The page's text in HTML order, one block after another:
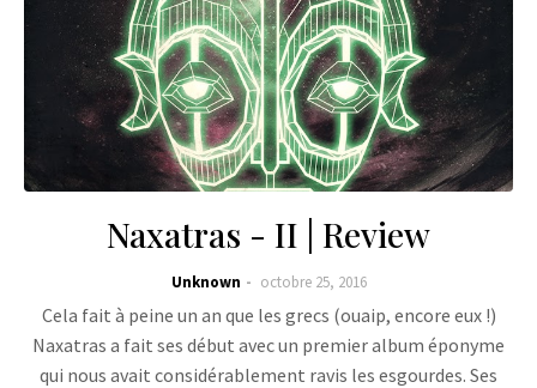
Naxatras - II | Review
Unknown octobre 25, 2016
Cela fait à peine un an que les grecs (ouaip, encore eux !)
Naxatras a fait ses début avec un premier album éponyme
qui nous avait considérablement ravis les esgourdes. Ses